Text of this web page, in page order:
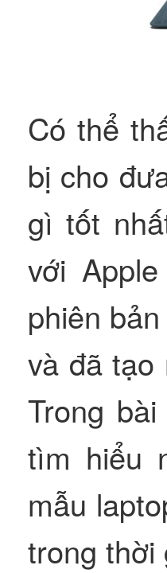
Có thể
bị cho
gì tốt
với
phiên
và đã tạo
Trong
tìm hiểu
mẫu
trong thời